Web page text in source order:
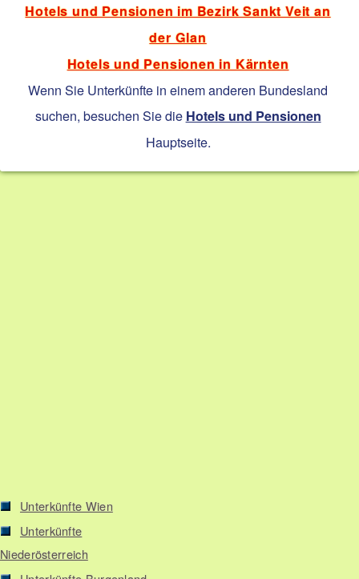
Hotels und Pensionen im Bezirk Sankt Veit an
der Glan
Hotels und Pensionen in Kärnten
Wenn Sie Unterkünfte in einem anderen Bundesland
suchen, besuchen Sie die Hotels und Pensionen
Hauptseite.
Unterkünfte Wien
Unterkünfte
Niederösterreich